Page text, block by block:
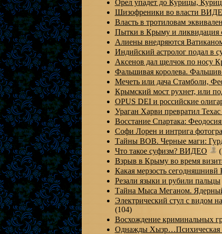
Орел упадет до Курицы,
Шизофреники во власти
Власть в тротиловам
Пытки в Крыму и
Алиены внедряются
Индийский астролог подал в
Аксенов дал щелчок по
Фальшивая королева.
Мечеть или дача Стамболи,
Крымский мост рухнет, или
OPUS DEI и российские
Ураган Харви превратил
Восстание Спартака:
Софи Лорен и интрига
Тайны ВОВ. Черные маги:
Что такое суфизм? ВИДЕО
Взрыв в Крыму во время
Какая мерзость
Резали языки и рубили пальцы
Тайна Мыса Меганом.
Электрический стул с видом
(104)
Восхождение криминальных
Однажды Хызр…Психическая